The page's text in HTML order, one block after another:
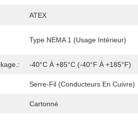
ATEX
Type NEMA 1 (Usage Intérieur)
-40°C À +85°C (-40°F À +185°F)
Serre-Fil (Conducteurs En Cuivre)
Cartonné